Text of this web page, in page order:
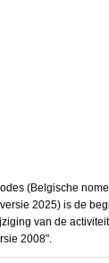
(Belgische
2025) is de
van de
2008".